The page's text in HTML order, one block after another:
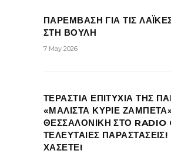
ΠΑΡΕΜΒΑΣΗ ΓΙΑ ΤΙΣ
ΣΤΗ ΒΟΥΛΗ
7 May 2026
ΤΕΡΑΣΤΙΑ ΕΠΙΤΥΧΙΑ ΤΗΣ
«ΜΑΛΙΣΤΑ ΚΥΡΙΕ
ΘΕΣΣΑΛΟΝΙΚΗ ΣΤΟ RADIO
ΤΕΛΕΥΤΑΙΕΣ
ΧΑΣΕΤΕ!